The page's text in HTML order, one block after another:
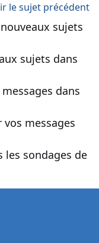
le sujet précédent
sujets
sujets dans
dans
messages
les sondages de